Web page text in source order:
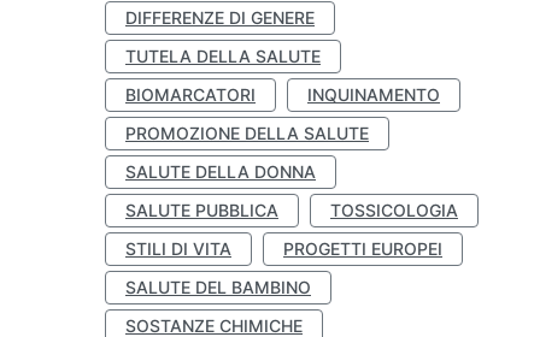
DIFFERENZE DI GENERE
TUTELA DELLA SALUTE
BIOMARCATORI
INQUINAMENTO
PROMOZIONE DELLA SALUTE
SALUTE DELLA DONNA
SALUTE PUBBLICA
TOSSICOLOGIA
STILI DI VITA
PROGETTI EUROPEI
SALUTE DEL BAMBINO
SOSTANZE CHIMICHE